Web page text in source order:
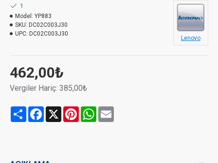
462,00₺
Vergiler Hariç: 385,00₺
1
Model: YP883
SKU: DC02C003J30
UPC: DC02C003J30
Lenovo
Share Facebook
X PinterestWhatsApp